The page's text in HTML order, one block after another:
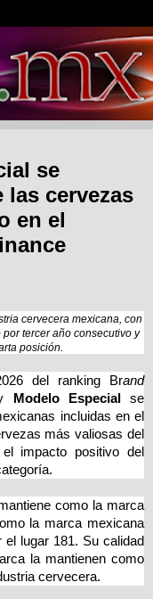
se
cervezas
en el
cervecera mexicana, con
tercer año consecutivo y
posición
del ranking Brand
Modelo Especial se
incluidas en el
más valiosas del
impacto positivo del
como la marca
la marca mexicana
lugar 181. Su calidad
la mantienen como
cervecera.